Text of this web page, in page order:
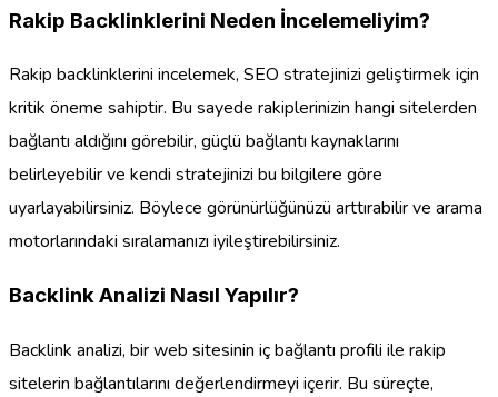
Rakip Backlinklerini Neden İncelemeliyim?
Rakip backlinklerini incelemek, SEO stratejinizi geliştirmek için
kritik öneme sahiptir. Bu sayede rakiplerinizin hangi sitelerden
bağlantı aldığını görebilir, güçlü bağlantı kaynaklarını
belirleyebilir ve kendi stratejinizi bu bilgilere göre
uyarlayabilirsiniz. Böylece görünürlüğünüzü arttırabilir ve arama
motorlarındaki sıralamanızı iyileştirebilirsiniz.
Backlink Analizi Nasıl Yapılır?
Backlink analizi, bir web sitesinin iç bağlantı profili ile rakip
sitelerin bağlantılarını değerlendirmeyi içerir. Bu süreçte,